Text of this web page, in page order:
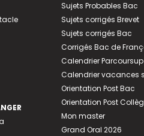
Sujets Probables Bac
Sujets corrigés Brevet
Sujets corrigés Bac
Corrigés Bac de
Calendrier
Calendrier vacances
Orientation Post Bac
Orientation Post
Mon master
Grand Oral 2026